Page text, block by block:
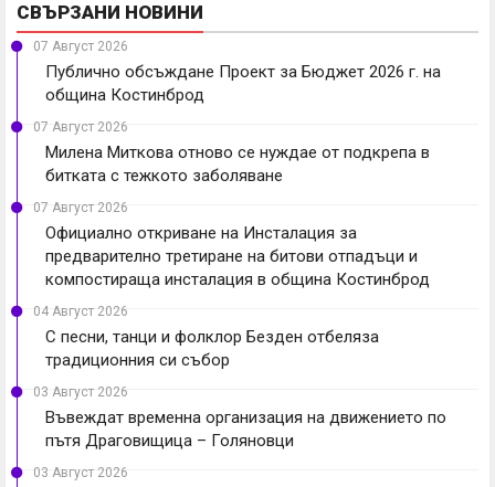
СВЪРЗАНИ НОВИНИ
07 Август 2026
Публично обсъждане Проект за Бюджет 2026 г. на
община Костинброд
07 Август 2026
Милена Миткова отново се нуждае от подкрепа в
битката с тежкото заболяване
07 Август 2026
Официално откриване на Инсталация за
предварително третиране на битови отпадъци и
компостираща инсталация в община Костинброд
04 Август 2026
С песни, танци и фолклор Безден отбеляза
традиционния си събор
03 Август 2026
Въвеждат временна организация на движението по
пътя Драговищица – Голяновци
03 Август 2026